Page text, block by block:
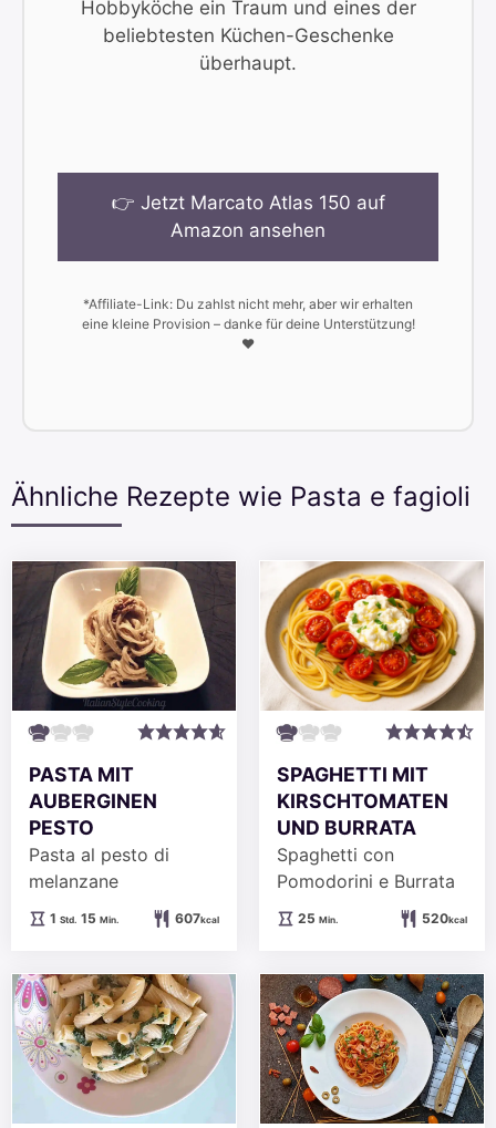
Hobbyköche ein Traum und eines der
beliebtesten Küchen-Geschenke
überhaupt.
👉 Jetzt Marcato Atlas 150 auf
Amazon ansehen
*Affiliate-Link: Du zahlst nicht mehr, aber wir erhalten
eine kleine Provision – danke für deine Unterstützung!
❤️
Ähnliche Rezepte wie Pasta e fagioli
PASTA MIT
AUBERGINEN
PESTO
Pasta al pesto di
melanzane
1Stunde
Std. 15Minuten
Min. 607kcal
SPAGHETTI MIT
KIRSCHTOMATEN
UND BURRATA
Spaghetti con
Pomodorini e Burrata
25Minuten
Min. 520kcal